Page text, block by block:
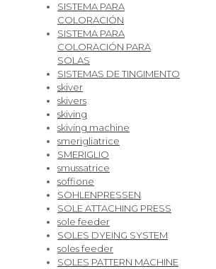
SISTEMA PARA
COLORACIÓN
SISTEMA PARA
COLORACIÓN PARA
SOLAS
SISTEMAS DE TINGIMENTO
skiver
skivers
skiving
skiving machine
smerigliatrice
SMERIGLIO
smussatrice
soffione
SOHLENPRESSEN
SOLE ATTACHING PRESS
sole feeder
SOLES DYEING SYSTEM
soles feeder
SOLES PATTERN MACHINE